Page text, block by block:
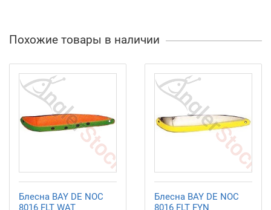
Похожие товары в наличии
Блесна BAY DE NOC
8016 FLT WAT
Блесна BAY DE NOC
8016 FLT FYN